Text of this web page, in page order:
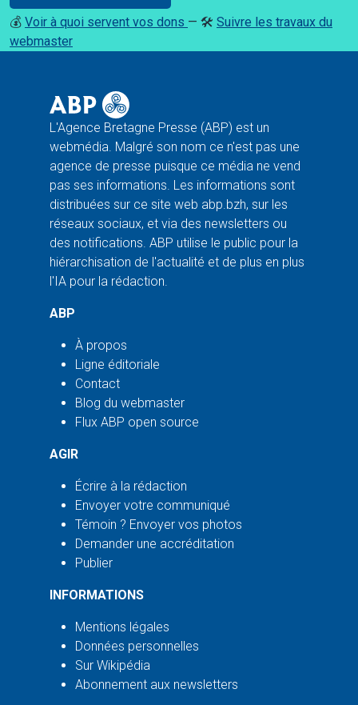
💰 Voir à quoi servent vos dons — 🛠️ Suivre les travaux du
webmaster
L'Agence Bretagne Presse (ABP) est un
webmédia. Malgré son nom ce n'est pas une
agence de presse puisque ce média ne vend
pas ses informations. Les informations sont
distribuées sur ce site web abp.bzh, sur les
réseaux sociaux, et via des newsletters ou
des notifications. ABP utilise le public pour la
hiérarchisation de l'actualité et de plus en plus
l'IA pour la rédaction.
ABP
À propos
Ligne éditoriale
Contact
Blog du webmaster
Flux ABP open source
AGIR
Écrire à la rédaction
Envoyer votre communiqué
Témoin ? Envoyer vos photos
Demander une accréditation
Publier
INFORMATIONS
Mentions légales
Données personnelles
Sur Wikipédia
Abonnement aux newsletters